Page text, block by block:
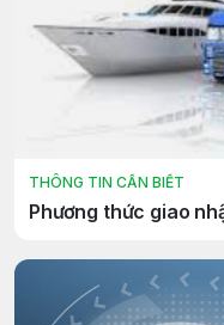
THÔNG TIN CẦN BIẾT
Phương thức giao